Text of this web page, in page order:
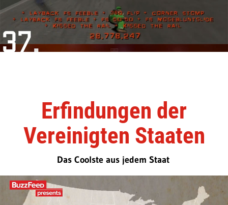
Erfindungen der
Vereinigten Staaten
Das Coolste aus jedem Staat